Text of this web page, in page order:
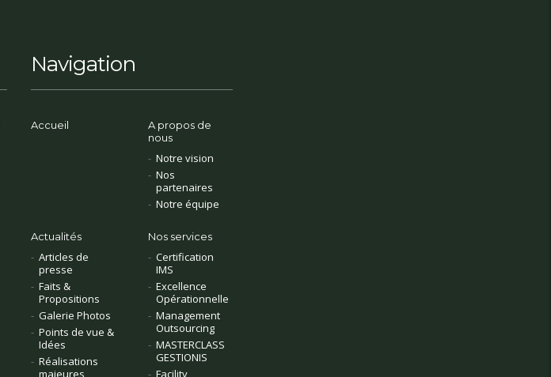
Navigation
Accueil
A propos de
nous
Notre vision
Nos
partenaires
Notre équipe
Actualités
Articles de
presse
Faits &
Propositions
Galerie Photos
Points de vue &
Idées
Réalisations
majeures
Nos services
Certification
IMS
Excellence
Opérationnelle
Management
Outsourcing
MASTERCLASS
GESTIONIS
Facility